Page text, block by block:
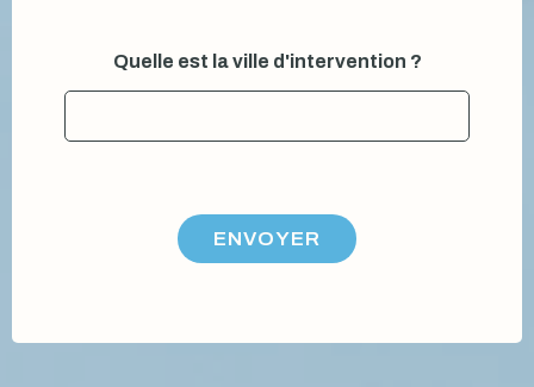
a
v
e
l
Quelle est la ville d'intervention ?
ENVOYER